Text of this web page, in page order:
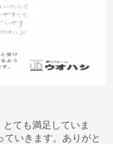
ても満足していま
いきます。ありがと